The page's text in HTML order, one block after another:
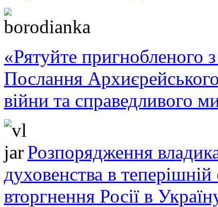
«Рятуйте пригнобленого
Послання
війни та справедливого
Розпорядження
духовенства в теперішній
вторгнення Росії в